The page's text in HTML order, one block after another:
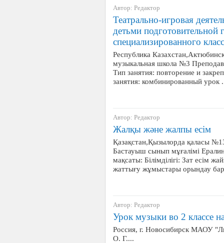
Автор: Редактор
Театрально-игровая
детьми
специализированного
Республика
музыкальная школа №3
Тип занятия: повторение и
занятия: комбинированный
Автор: Редактор
Жалқы және жалпы есім
Қазақстан,Қызылорда қаласы
Бастауыш сынып мұғалімі
мақсаты: Білімділігі: Зат есім
жаттығу жұмыстары орындау
Автор: Редактор
Урок музыки во 2 классе
Россия, г. Новосибирск МАОУ
О. Г....